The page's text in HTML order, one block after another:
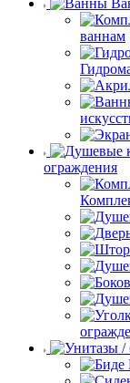
ваннам
ограждения